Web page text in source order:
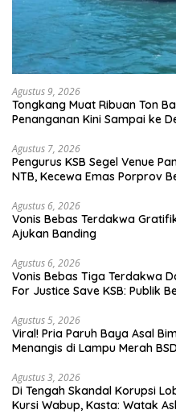
Agustus 9, 2026
Tongkang Muat Ribuan Ton
Penanganan Kini Sampai ke
Agustus 7, 2026
Pengurus KSB Segel Venue
NTB, Kecewa Emas Porprov
Agustus 6, 2026
Vonis Bebas Terdakwa
Ajukan Banding
Agustus 6, 2026
Vonis Bebas Tiga Terdakwa
For Justice Save KSB: Publik
Agustus 5, 2026
Viral! Pria Paruh Baya Asal
Menangis di Lampu Merah
Agustus 3, 2026
Di Tengah Skandal Korupsi
Kursi Wabup, Kasta: Watak